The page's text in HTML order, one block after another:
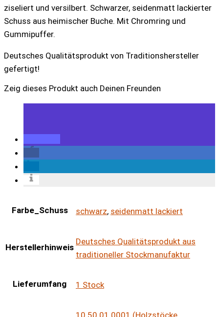
ziseliert und versilbert. Schwarzer, seidenmatt lackierter
Schuss aus heimischer Buche. Mit Chromring und
Gummipuffer.
Deutsches Qualitätsprodukt von Traditionshersteller
gefertigt!
Zeig dieses Produkt auch Deinen Freunden
Farbe_Schuss schwarz, seidenmatt lackiert
Herstellerhinweis
Deutsches Qualitätsprodukt aus
traditioneller Stockmanufaktur
Lieferumfang 1 Stock